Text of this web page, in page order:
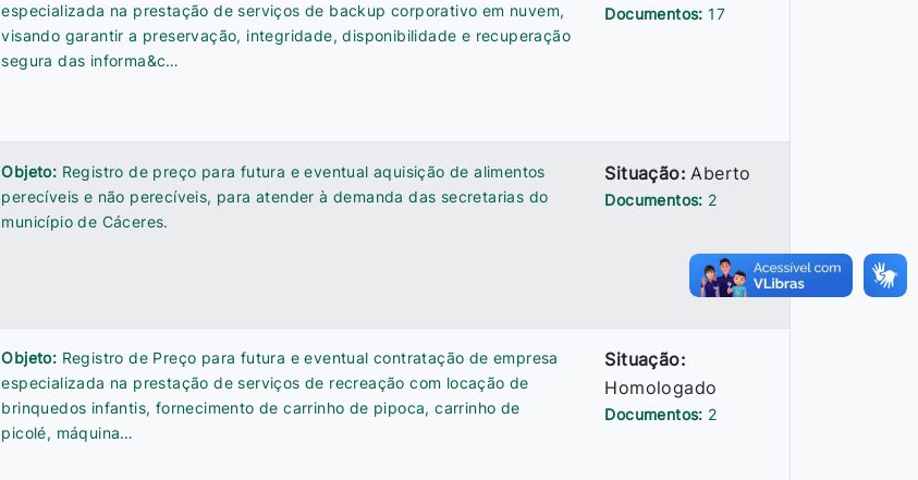
especializada na prestação de serviços de backup corporativo em nuvem,
visando garantir a preservação, integridade, disponibilidade e recuperação
segura das informa&c…
Documentos:17
Objeto: Registro de preço para futura e eventual aquisição de alimentos
perecíveis e não perecíveis, para atender à demanda das secretarias do
município de Cáceres.
Situação:Aberto
Documentos: 2
Objeto: Registro de Preço para futura e eventual contratação de empresa
especializada na prestação de serviços de recreação com locação de
brinquedos infantis, fornecimento de carrinho de pipoca, carrinho de
picolé, máquina…
Situação:
Homologado
Documentos: 2